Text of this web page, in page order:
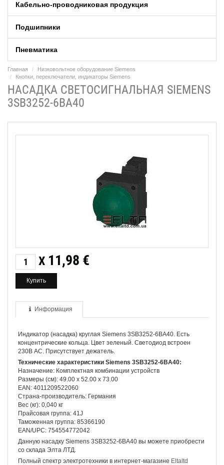
Кабельно-проводниковая продукция
Подшипники
Пневматика
Главная
Низковольтное оборудование Siemens
Кнопки, переключатели, индикаторы Siemens
НАСАДКА СВЕТОСИГНАЛЬНАЯ SIEMENS
3SB3252-6BA40
X 11,98 €
Информация
Индикатор (насадка) круглая Siemens 3SB3252-6BA40. Есть
концентрические кольца. Цвет зеленый. Светодиод встроен
230В АC. Присутствует дежатель.
Технические характеристики Siemens 3SB3252-6BA40:
Назначение: Комплектная комбинации устройств
Размеры (см): 49.00 x 52.00 x 73.00
EAN: 4011209522060
Страна-производитель: Германия
Вес (кг): 0,040 кг
Прайсовая группа: 41J
Таможенная группа: 85366190
EAN/UPC: 754554772042
Данную насадку Siemens 3SB3252-6BA40 вы можете приобрести
со склада Элта ЛТД.
Полный спектр электротехники в интернет-магазине Eltaltd